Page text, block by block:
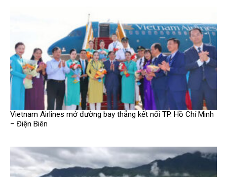
Vietnam Airlines mở đường bay thẳng kết nối TP. Hồ Chí Minh
– Điện Biên